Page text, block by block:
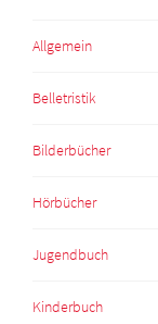
Allgemein
Belletristik
Bilderbücher
Hörbücher
Jugendbuch
Kinderbuch